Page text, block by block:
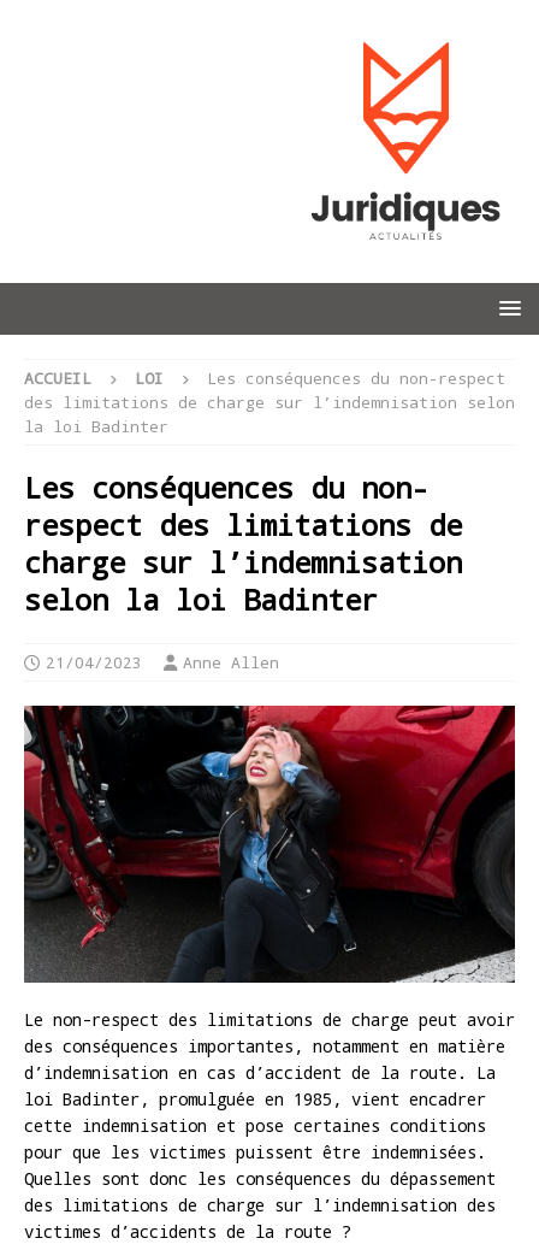
ACCUEIL LOI
Les conséquences du non-respect
des limitations de charge sur l’indemnisation selon
la loi Badinter
Les conséquences du non-
respect des limitations de
charge sur l’indemnisation
selon la loi Badinter
21/04/2023 Anne Allen
Le non-respect des limitations de charge peut avoir
des conséquences importantes, notamment en matière
d’indemnisation en cas d’accident de la route. La
loi Badinter, promulguée en 1985, vient encadrer
cette indemnisation et pose certaines conditions
pour que les victimes puissent être indemnisées.
Quelles sont donc les conséquences du dépassement
des limitations de charge sur l’indemnisation des
victimes d’accidents de la route ?